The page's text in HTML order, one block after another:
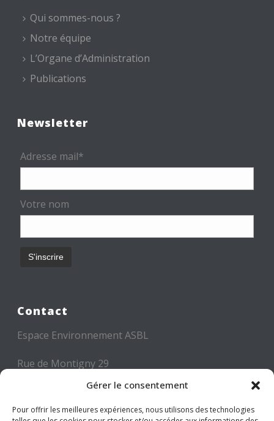
Gérer le consentement
Pour offrir les meilleures expériences, nous utilisons des technologies
Qui sommes-nous ?
Notre équipe
L’Organe d’Administration
Publications
Newsletter
Adresse mail*
Votre nom
Contact
Espace Environnement ASBL
Rue de Montigny 29
6000 CHARLEROI
Tél: +32 71 300 300